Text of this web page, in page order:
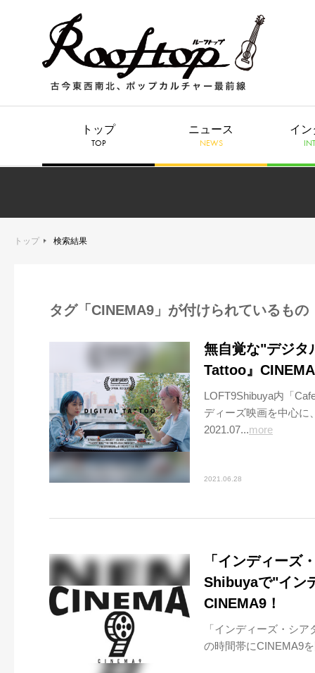
トップ
TOP
ニュース
NEWS
イン
トップ 検索結果
タグ「CINEMA9」が付けられているもの
無自覚な"デジタ
Tattoo』
LOFT9Shibuya内「
ディーズ映画を中心に
2021.07...more
2021.06.28
「インディーズ
Shibuyaで"イン
CINEMA9！
「インディーズ・シ
の時間帯にCINEMA9